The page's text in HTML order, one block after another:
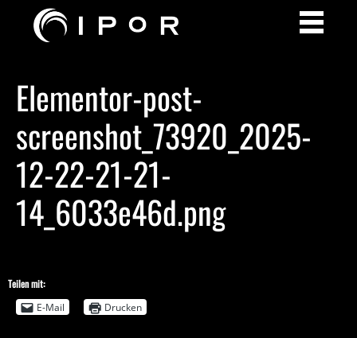
Elementor-post-
screenshot_73920_2025-
12-22-21-21-
14_6033e46d.png
Teilen mit:
E-Mail
Drucken